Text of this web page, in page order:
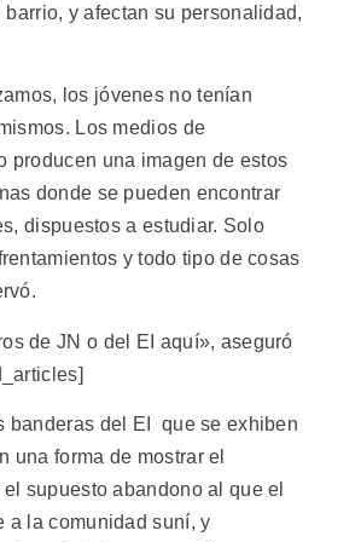
y afectan su personalidad,
los jóvenes no tenían
Los medios de
producen una imagen de estos
donde se pueden encontrar
dispuestos a estudiar. Solo
y todo tipo de cosas
de JN o del EI aquí», aseguró
banderas del EI que se exhiben
una forma de mostrar el
supuesto abandono al que el
a la comunidad suní, y